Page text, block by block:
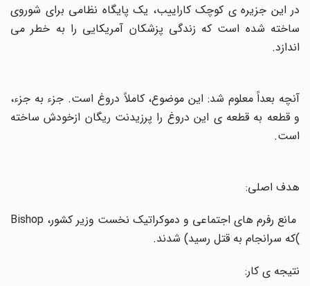
در این جزیره ی کوچک کاراییب، یک پایگاه نظامی برای شوروی
ساخته شده است که زندگی پزشکان آمریکایی را به خطر می
اندازد.
آنچه بعداً معلوم شد: این موضوع، کاملاً دروغ است. جزء به جزء،
و قطعه به قطعه ی این دروغ را پرزیدنت ریگان ازخودش ساخته
است.
هدف اصلی:
مانع رفرم های اجتماعی و دموکراتیک نخست وزیر کشور،Bishop
که سرانجام به قتل رسید) شدند.
نتیجه ی کار: